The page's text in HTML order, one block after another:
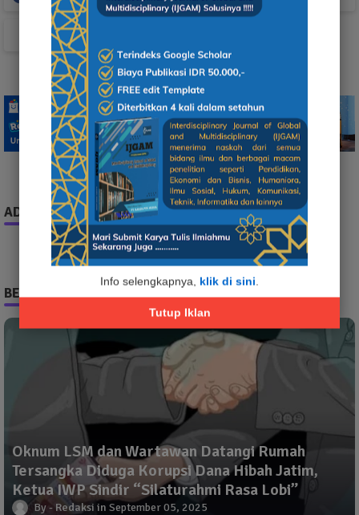
Info selengkapnya, klik di sini.
Tutup Iklan
TikTok
ADS
BERITA TERPOPULER
Oknum LSM dan Wartawan Datangi Rumah
Tersangka Diduga Korupsi Dana Hibah Jatim,
Ketua IWP Sindir “Silaturahmi Rasa Lobi”
Redaksi September 05, 2025